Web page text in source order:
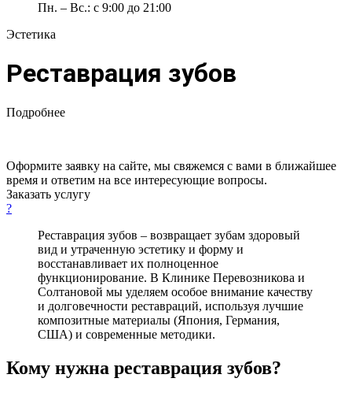
Пн. – Вс.: с 9:00 до 21:00
Эстетика
Реставрация зубов
Подробнее
Оформите заявку на сайте, мы свяжемся с вами в ближайшее
время и ответим на все интересующие вопросы.
Заказать услугу
?
Реставрация зубов – возвращает зубам здоровый
вид и утраченную эстетику и форму и
восстанавливает их полноценное
функционирование. В Клинике Перевозникова и
Солтановой мы уделяем особое внимание качеству
и долговечности реставраций, используя лучшие
композитные материалы (Япония, Германия,
США) и современные методики.
Кому нужна реставрация зубов?